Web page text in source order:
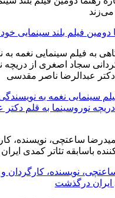
دومین فیلم بلند سینمایی
سینمایی نغمه به
نوروسینما به قلم دکتر
نویسنده، کارگردان و
ایران درگذشت